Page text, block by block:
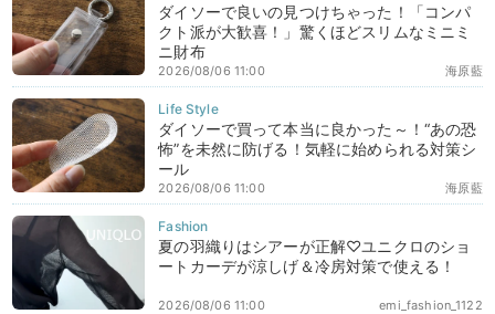
ダイソーで良いの見つけちゃった！「コンパ
クト派が大歓喜！」驚くほどスリムなミニミ
ニ財布
海原藍
2026/08/06 11:00
ダイソーで買って本当に良かった～！“あの恐
怖”を未然に防げる！気軽に始められる対策シ
ール
海原藍
2026/08/06 11:00
夏の羽織りはシアーが正解♡ユニクロのショ
ートカーデが涼しげ＆冷房対策で使える！
emi_fashion_1122
2026/08/06 11:00